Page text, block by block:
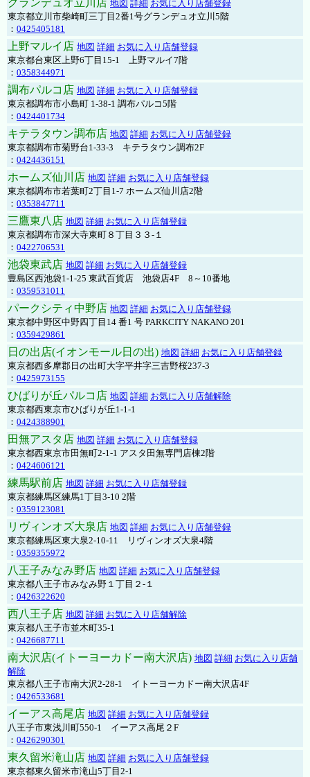
グランデュオ立川店 地図 詳細 お気に入り店舗登録
東京都立川市柴崎町三丁目2番1号グランデュオ立川5階
： 0425405181
上野マルイ店 地図 詳細 お気に入り店舗登録
東京都台東区上野6丁目15-1 上野マルイ7階
： 0358344971
調布パルコ店 地図 詳細 お気に入り店舗登録
東京都調布市小島町 1-38-1 調布パルコ5階
： 0424401734
キテラタウン調布店 地図 詳細 お気に入り店舗登録
東京都調布市菊野台1-33-3 キテラタウン調布2F
： 0424436151
ホームズ仙川店 地図 詳細 お気に入り店舗登録
東京都調布市若葉町2丁目1-7 ホームズ仙川店2階
： 0353847711
三鷹東八店 地図 詳細 お気に入り店舗登録
東京都調布市深大寺東町８丁目３３-１
： 0422706531
池袋東武店 地図 詳細 お気に入り店舗登録
豊島区西池袋1-1-25 東武百貨店 池袋店4F 8～10番地
： 0359531011
パークシティ中野店 地図 詳細 お気に入り店舗登録
東京都中野区中野四丁目14 番1 号 PARKCITY NAKANO 201
： 0359429861
日の出店(イオンモール日の出) 地図 詳細 お気に入り店舗登録
東京都西多摩郡日の出町大字平井字三吉野桜237-3
： 0425973155
ひばりが丘パルコ店 地図 詳細 お気に入り店舗解除
東京都西東京市ひばりが丘1-1-1
： 0424388901
田無アスタ店 地図 詳細 お気に入り店舗登録
東京都西東京市田無町2-1-1 アスタ田無専門店棟2階
： 0424606121
練馬駅前店 地図 詳細 お気に入り店舗登録
東京都練馬区練馬1丁目3-10 2階
： 0359123081
リヴィンオズ大泉店 地図 詳細 お気に入り店舗登録
東京都練馬区東大泉2-10-11 リヴィンオズ大泉4階
： 0359355972
八王子みなみ野店 地図 詳細 お気に入り店舗登録
東京都八王子市みなみ野１丁目２-１
： 0426322620
西八王子店 地図 詳細 お気に入り店舗解除
東京都八王子市並木町35-1
： 0426687711
南大沢店(イトーヨーカドー南大沢店) 地図 詳細 お気に入り店舗
解除
東京都八王子市南大沢2-28-1 イトーヨーカドー南大沢店4F
： 0426533681
イーアス高尾店 地図 詳細 お気に入り店舗登録
八王子市東浅川町550-1 イーアス高尾２F
： 0426290301
東久留米滝山店 地図 詳細 お気に入り店舗登録
東京都東久留米市滝山5丁目2-1